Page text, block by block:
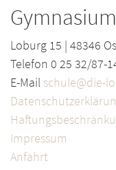
Loburg 15 | 48346
Telefon 0 25 32/87-
E-Mail schule@die-
Impressum
Anfahrt